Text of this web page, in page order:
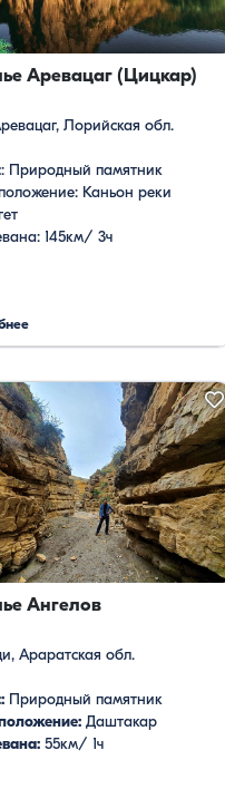
Аревацаг (Цицкар)
Лорийская обл.
Природный памятник
Каньон реки
145км/ 3ч
Ангелов
Араратская обл.
Природный памятник
Даштакар
55км/ 1ч